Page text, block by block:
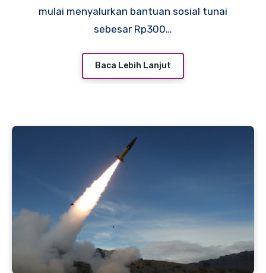
mulai menyalurkan bantuan sosial tunai
sebesar Rp300…
Baca Lebih Lanjut